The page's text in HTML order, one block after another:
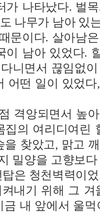
가 나타났다. 벌
나무가 남아 있
문이다. 살아남
이 남아 있었다.
니면서 끊임없
어떤 일이 있었
격앙되면서 높
집의 여리디여린
을 찾았고, 맑고
밀양을 고향보
은 청천벽력이
내기 위해 그
금 내 앞에서 울